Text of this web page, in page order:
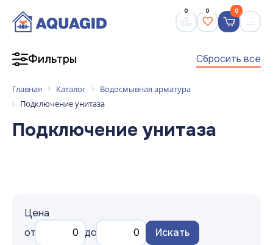
0 0 0
Фильтры Сбросить все
Главная Каталог
Водосмывная арматура
Подключение унитаза
Подключение унитаза
Цена
от
до
Искать